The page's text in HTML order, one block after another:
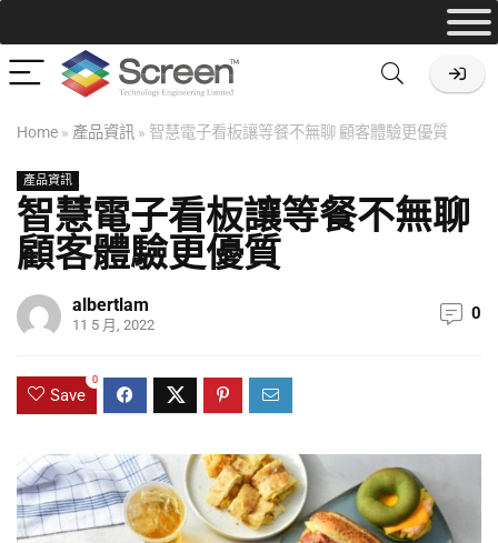
Home » 產品資訊 » 智慧電子看板讓等餐不無聊 顧客體驗更優質
產品資訊
智慧電子看板讓等餐不無聊
顧客體驗更優質
albertlam
11 5 月, 2022
0
Save
0